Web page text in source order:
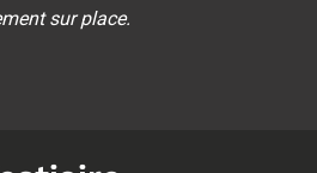
sur place.